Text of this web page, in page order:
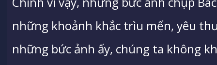
những khoảnh khắc trìu mến, yêu
những bức ảnh ấy, chúng ta không